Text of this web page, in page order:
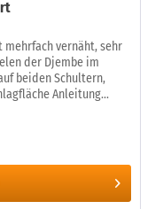
vernäht, sehr
der Djembe im
beiden Schultern,
Anleitung...